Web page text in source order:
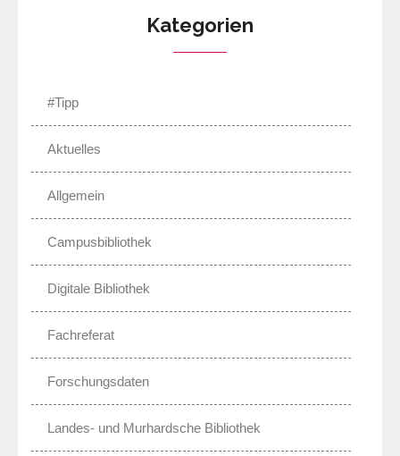
Kategorien
#Tipp
Aktuelles
Allgemein
Campusbibliothek
Digitale Bibliothek
Fachreferat
Forschungsdaten
Landes- und Murhardsche Bibliothek